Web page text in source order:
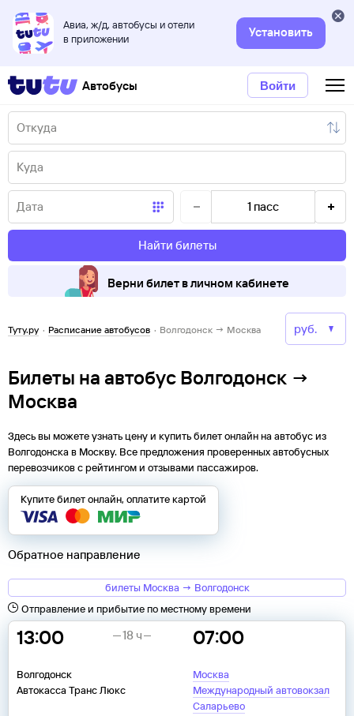
Авиа, ж/д, автобусы и отели
в приложении
Установить
Автобусы Войти
1 пасс
Найти билеты
Верни билет в личном кабинете
Туту.ру · Расписание автобусов · Волгодонск → Москва
Билеты на автобус Волгодонск →
Москва
Здесь вы можете узнать цену и купить билет онлайн на автобус из
Волгодонскав Москву. Все предложения проверенных автобусных
перевозчиков с рейтингом и отзывами пассажиров.
Купите билет онлайн, оплатите картой
Обратное направление
билеты Москва → Волгодонск
Отправление и прибытие по местному времени
13:00
Волгодонск
Автокасса Транс Люкс
07:00
Москва
Международный автовокзал
Саларьево
18 ч